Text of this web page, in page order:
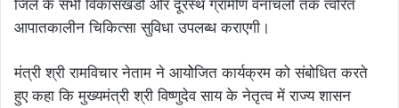
जिले के सभी विकासखंडों और दूरस्थ ग्रामीण वनांचलों तक त्वरित
आपातकालीन चिकित्सा सुविधा उपलब्ध कराएगी।
मंत्री श्री रामविचार नेताम ने आयोेजित कार्यक्रम को संबोधित करते
हुए कहा कि मुख्यमंत्री श्री विष्णुदेव साय के नेतृत्व में राज्य शासन